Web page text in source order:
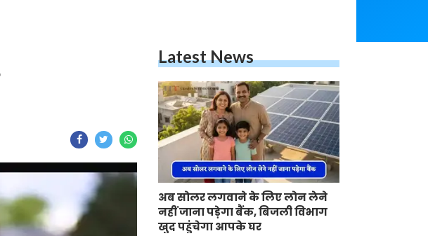
Latest News
अब सोलर लगवाने के लिए लोन लेने
नहीं जाना पड़ेगा बैंक, बिजली विभाग
खुद पहुंचेगा आपके घर